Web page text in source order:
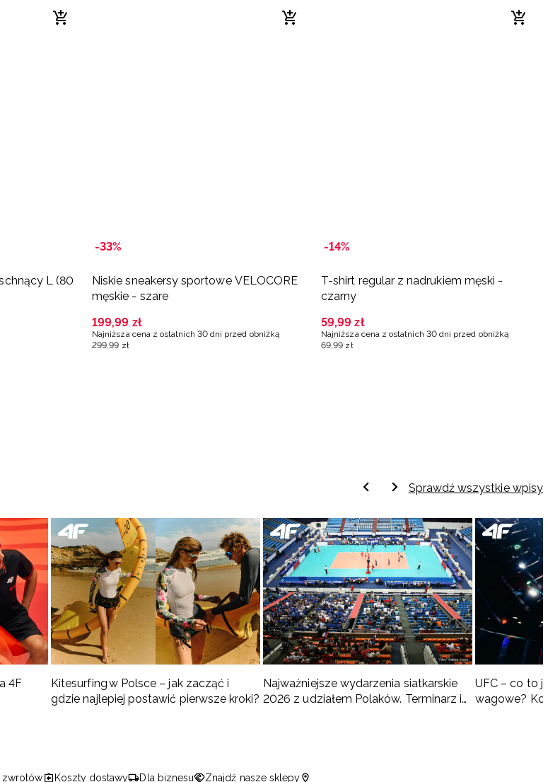
L (80
-33%
Niskie sneakersy sportowe VELOCORE
męskie - szare
199,99 zł
Najniższa cena z ostatnich 30 dni przed obniżką
299 ,99 zł
-14%
T-shirt regular z nadrukiem męski -
czarny
59,99 zł
Najniższa cena z ostatnich 30 dni przed obniżką
69 ,99 zł
Sprawdź wszystkie wpisy
4F
Kitesurfing w Polsce – jak zacząć i
gdzie najlepiej postawić pierwsze kroki?
Najważniejsze wydarzenia siatkarskie
2026 z udziałem Polaków. Terminarz i
UFC – co to
wagowe?
zwrotów Koszty dostawy Dla biznesu Znajdź nasze sklepy